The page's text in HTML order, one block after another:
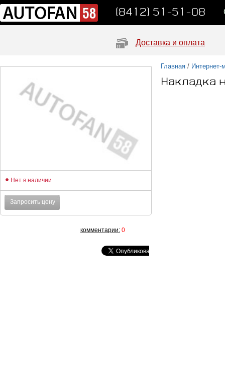
(8412) 51-51-08
Доставка и оплата
Главная / Интернет-
Накладка
Нет в наличии
Запросить цену
комментарии: 0